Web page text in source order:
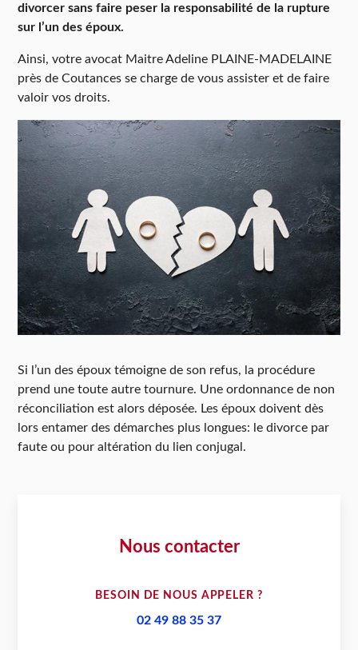
divorcer sans faire peser la responsabilité de la rupture
sur l’un des époux.
Ainsi, votre avocat Maitre Adeline PLAINE-MADELAINE
près de Coutances se charge de vous assister et de faire
valoir vos droits.
Si l’un des époux témoigne de son refus, la procédure
prend une toute autre tournure. Une ordonnance de non
réconciliation est alors déposée. Les époux doivent dès
lors entamer des démarches plus longues: le divorce par
faute ou pour altération du lien conjugal.
Nous contacter
BESOIN DE NOUS APPELER ?
02 49 88 35 37